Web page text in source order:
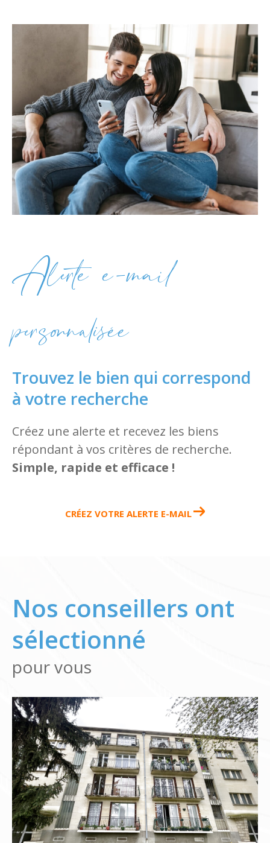
Alerte e-mail
personnalisée
Trouvez le bien qui correspond
à votre recherche
Créez une alerte et recevez les biens
répondant à vos critères de recherche.
Simple, rapide et efficace !
CRÉEZ VOTRE ALERTE E-MAIL
Nos conseillers ont
sélectionné
pour vous